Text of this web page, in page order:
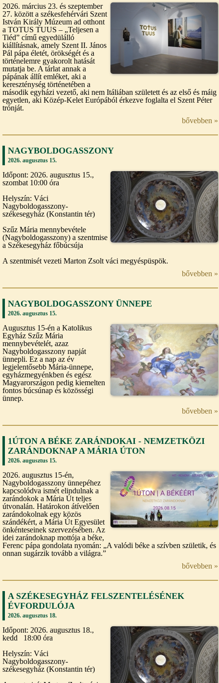
2026. március 23. és szeptember
27. között a székesfehérvári Szent
István Király Múzeum ad otthont
a TOTUS TUUS – „Teljesen a
Tiéd” című egyedülálló
kiállításnak, amely Szent II. János
Pál pápa életét, örökségét és a
történelemre gyakorolt hatását
mutatja be. A tárlat annak a
pápának állít emléket, aki a
kereszténység történetében a
második egyházi vezető, aki nem Itáliában született és az első és máig
egyetlen, aki Közép-Kelet Európából érkezve foglalta el Szent Péter
trónját.
bővebben »
NAGYBOLDOGASSZONY
2026. augusztus 15.
Időpont: 2026. augusztus 15.,
szombat 10:00 óra
Helyszín: Váci
Nagyboldogasszony-
székesegyház (Konstantin tér)
Szűz Mária mennybevétele
(Nagyboldogasszony) a szentmise
a Székesegyház főbúcsúja
A szentmisét vezeti Marton Zsolt váci megyéspüspök.
bővebben »
NAGYBOLDOGASSZONY ÜNNEPE
2026. augusztus 15.
Augusztus 15-én a Katolikus
Egyház Szűz Mária
mennybevételét, azaz
Nagyboldogasszony napját
ünnepli. Ez a nap az év
legjelentősebb Mária-ünnepe,
egyházmegyénkben és egész
Magyarországon pedig kiemelten
fontos búcsúnap és közösségi
ünnep.
bővebben »
1ÚTON A BÉKE ZARÁNDOKAI - NEMZETKÖZI
ZARÁNDOKNAP A MÁRIA ÚTON
2026. augusztus 15.
2026. augusztus 15-én,
Nagyboldogasszony ünnepéhez
kapcsolódva ismét elindulnak a
zarándokok a Mária Út teljes
útvonalán. Határokon átívelően
zarándokolnak egy közös
szándékért, a Mária Út Egyesület
önkénteseinek szervezésében. Az
idei zarándoknap mottója a béke,
Ferenc pápa gondolata nyomán: „A valódi béke a szívben születik, és
onnan sugárzik tovább a világra.”
bővebben »
A SZÉKESEGYHÁZ FELSZENTELÉSÉNEK
ÉVFORDULÓJA
2026. augusztus 18.
Időpont: 2026. augusztus 18.,
kedd 18:00 óra
Helyszín: Váci
Nagyboldogasszony-
székesegyház (Konstantin tér)